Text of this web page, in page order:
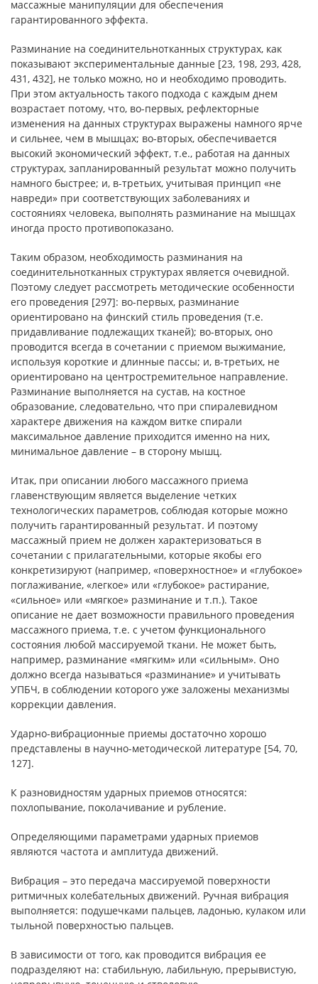
массажные манипуляции для обеспечения
гарантированного эффекта.
Разминание на соединительнотканных структурах, как
показывают экспериментальные данные [23, 198, 293, 428,
431, 432], не только можно, но и необходимо проводить.
При этом актуальность такого подхода с каждым днем
возрастает потому, что, во-первых, рефлекторные
изменения на данных структурах выражены намного ярче
и сильнее, чем в мышцах; во-вторых, обеспечивается
высокий экономический эффект, т.е., работая на данных
структурах, запланированный результат можно получить
намного быстрее; и, в-третьих, учитывая принцип «не
навреди» при соответствующих заболеваниях и
состояниях человека, выполнять разминание на мышцах
иногда просто противопоказано.
Таким образом, необходимость разминания на
соединительнотканных структурах является очевидной.
Поэтому следует рассмотреть методические особенности
его проведения [297]: во-первых, разминание
ориентировано на финский стиль проведения (т.е.
придавливание подлежащих тканей); во-вторых, оно
проводится всегда в сочетании с приемом выжимание,
используя короткие и длинные пассы; и, в-третьих, не
ориентировано на центростремительное направление.
Разминание выполняется на сустав, на костное
образование, следовательно, что при спиралевидном
характере движения на каждом витке спирали
максимальное давление приходится именно на них,
минимальное давление – в сторону мышц.
Итак, при описании любого массажного приема
главенствующим является выделение четких
технологических параметров, соблюдая которые можно
получить гарантированный результат. И поэтому
массажный прием не должен характеризоваться в
сочетании с прилагательными, которые якобы его
конкретизируют (например, «поверхностное» и «глубокое»
поглаживание, «легкое» или «глубокое» растирание,
«сильное» или «мягкое» разминание и т.п.). Такое
описание не дает возможности правильного проведения
массажного приема, т.е. с учетом функционального
состояния любой массируемой ткани. Не может быть,
например, разминание «мягким» или «сильным». Оно
должно всегда называться «разминание» и учитывать
УПБЧ, в соблюдении которого уже заложены механизмы
коррекции давления.
Ударно-вибрационные приемы достаточно хорошо
представлены в научно-методической литературе [54, 70,
127].
К разновидностям ударных приемов относятся:
похлопывание, поколачивание и рубление.
Определяющими параметрами ударных приемов
являются частота и амплитуда движений.
Вибрация – это передача массируемой поверхности
ритмичных колебательных движений. Ручная вибрация
выполняется: подушечками пальцев, ладонью, кулаком или
тыльной поверхностью пальцев.
В зависимости от того, как проводится вибрация ее
подразделяют на: стабильную, лабильную, прерывистую,